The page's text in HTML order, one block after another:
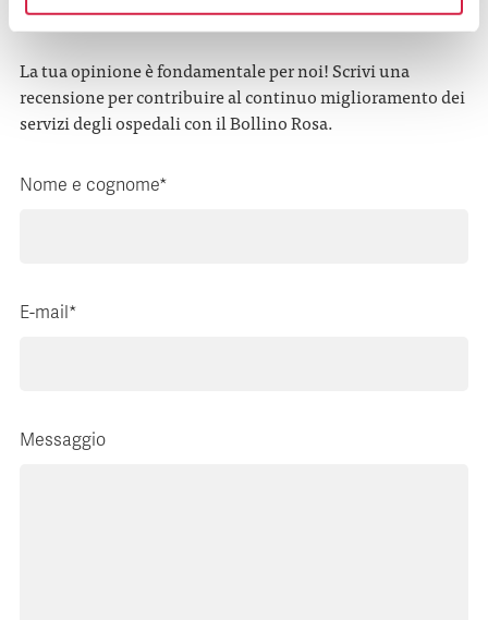
feedback?
La tua opinione è fondamentale per noi! Scrivi una
recensione per contribuire al continuo miglioramento dei
servizi degli ospedali con il Bollino Rosa.
Nome e cognome*
E-mail*
Messaggio